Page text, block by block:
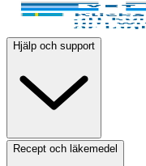
Hjälp och support
Recept och läkemedel